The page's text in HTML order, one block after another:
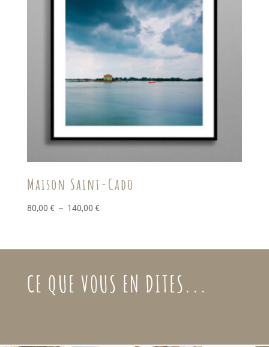
Maison Saint-Cado
80,00 € – 140,00 €Plage
80,00 €
140,00 €
CE QUE VOUS EN DITES...